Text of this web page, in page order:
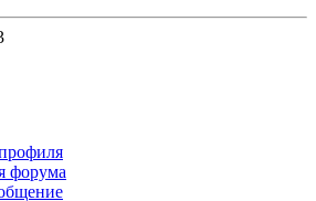
форума